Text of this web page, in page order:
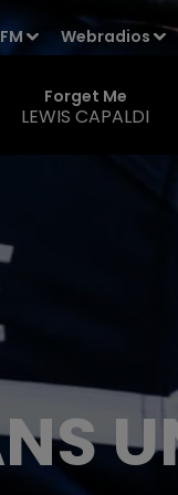
Webradios
Forget Me
LEWIS CAPALDI